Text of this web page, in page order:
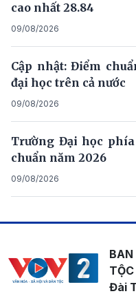
cao nhất 28.84
09/08/2026
Cập nhật: Điểm
đại học trên cả nước
09/08/2026
Trường Đại học
chuẩn năm 2026
09/08/2026
BAN
TỘC
Đài